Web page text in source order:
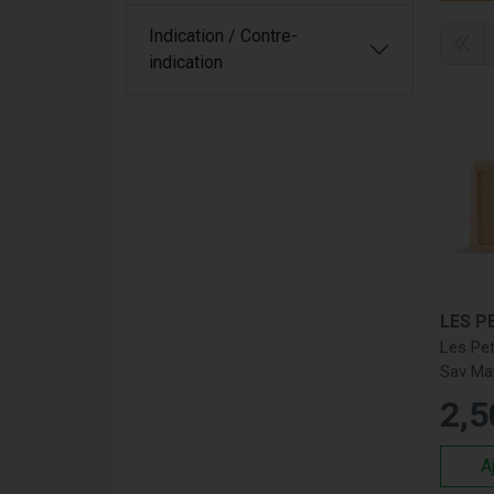
une
La
Les
Sav
2,
Indication / Contre-
indication